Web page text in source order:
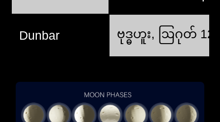
Dunbar ဗုဒ္ဓဟူး, ဩဂုတ် 12